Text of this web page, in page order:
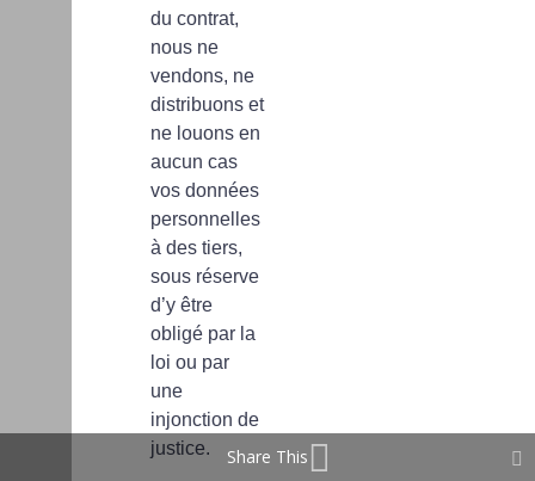
du contrat,
nous ne
vendons, ne
distribuons et
ne louons en
aucun cas
vos données
personnelles
à des tiers,
sous réserve
d’y être
obligé par la
loi ou par
une
injonction de
justice.
Share This